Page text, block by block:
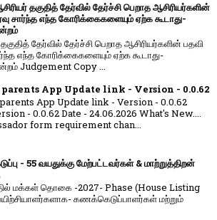
தகுதித் தேர்வில் தேர்ச்சி பெறாத ஆசிரியர்களின்
சார்ந்த எந்த கோரிக்கைகளையும் ஏற்க கூடாது-
தேர்வில் தேர்ச்சி பெறாத ஆசிரியர்களின் பதவி
எந்த கோரிக்கைகளையும் ஏற்க கூடாது-
Judgement Copy ...
parents App Update link - Version - 0.0.62
App Update link - Version - 0.0.62
- 0.0.62 Date - 24.06.2026 What's New....
form requirement chan...
- 55 வயதுக்கு மேற்பட்டவர்கள் & மாற்றுத்திறன்
மக்கள் தொகை -2027- Phase (House Listing
கணக்கெடுப்பாளர்கள் மற்றும்